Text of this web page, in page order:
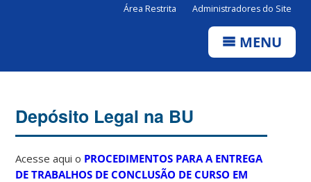
Área Restrita Administradores do Site
MENU
Depósito Legal na BU
Acesse aqui o PROCEDIMENTOS PARA A ENTREGA
DE TRABALHOS DE CONCLUSÃO DE CURSO EM